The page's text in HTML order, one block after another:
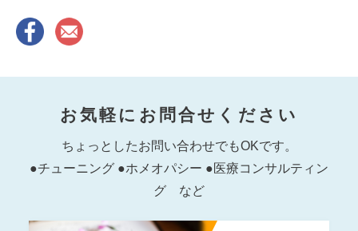
お気軽にお問合せください
ちょっとしたお問い合わせでもOKです。
●チューニング ●ホメオパシー ●医療コンサルティン
グ など